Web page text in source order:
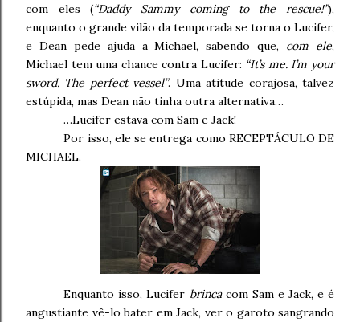
com eles (“Daddy Sammy coming to the rescue!”),
enquanto o grande vilão da temporada se torna o Lucifer,
e Dean pede ajuda a Michael, sabendo que, com ele,
Michael tem uma chance contra Lucifer: “It’s me. I’m your
sword. The perfect vessel”. Uma atitude corajosa, talvez
estúpida, mas Dean não tinha outra alternativa…
…Lucifer estava com Sam e Jack!
Por isso, ele se entrega como RECEPTÁCULO DE
MICHAEL.
Enquanto isso, Lucifer brincacom Sam e Jack, e é
angustiante vê-lo bater em Jack, ver o garoto sangrando